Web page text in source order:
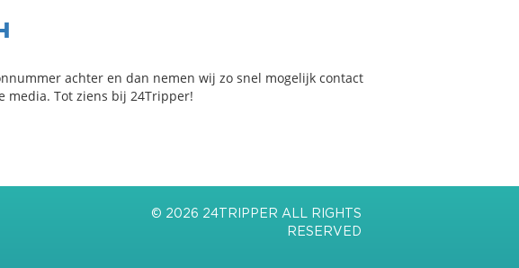
achter en dan nemen wij zo snel mogelijk contact
media. Tot ziens bij 24Tripper!
© 2026 24TRIPPER ALL RIGHTS
RESERVED